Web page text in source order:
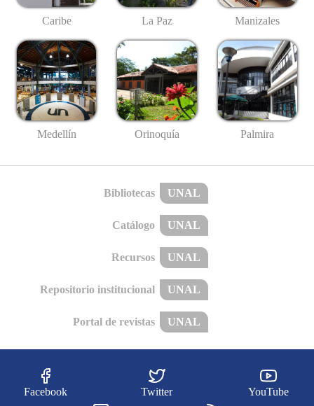
Caribe La Paz Manizales
Medellín Orinoquía Palmira
Bibliotecas UNAL
Catálogo UNAL
Recursos UNAL
Repositorio institucional UNAL
Portal de revistas UNAL
Facebook Twitter YouTube